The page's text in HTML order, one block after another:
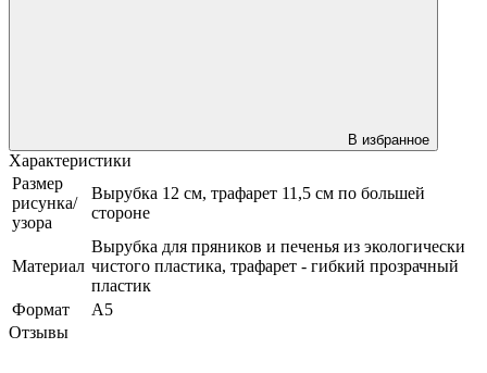
В избранное
Характеристики
Размер
рисунка/
узора
Вырубка 12 см, трафарет 11,5 см по большей
стороне
Материал
Вырубка для пряников и печенья из экологически
чистого пластика, трафарет - гибкий прозрачный
пластик
Формат
A5
Отзывы